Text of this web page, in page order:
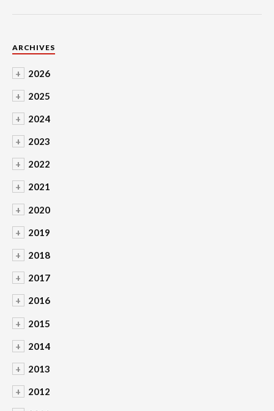
ARCHIVES
+ 2026
+ 2025
+ 2024
+ 2023
+ 2022
+ 2021
+ 2020
+ 2019
+ 2018
+ 2017
+ 2016
+ 2015
+ 2014
+ 2013
+ 2012